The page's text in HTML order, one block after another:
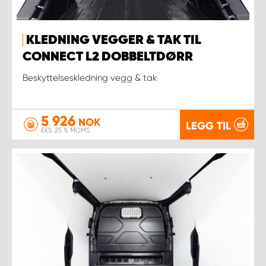
KLEDNING VEGGER & TAK TIL
CONNECT L2 DOBBELTDØRR
Beskyttelseskledning vegg & tak
5 926 NOK
EKS. 25 % MOMS LEGG TIL